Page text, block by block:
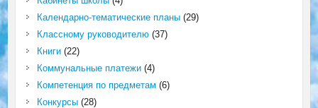
Календарно-тематические планы(29)
Классному руководителю(37)
Книги(22)
Коммунальные платежи(4)
Компетенция по предметам (6)
Конкурсы(28)